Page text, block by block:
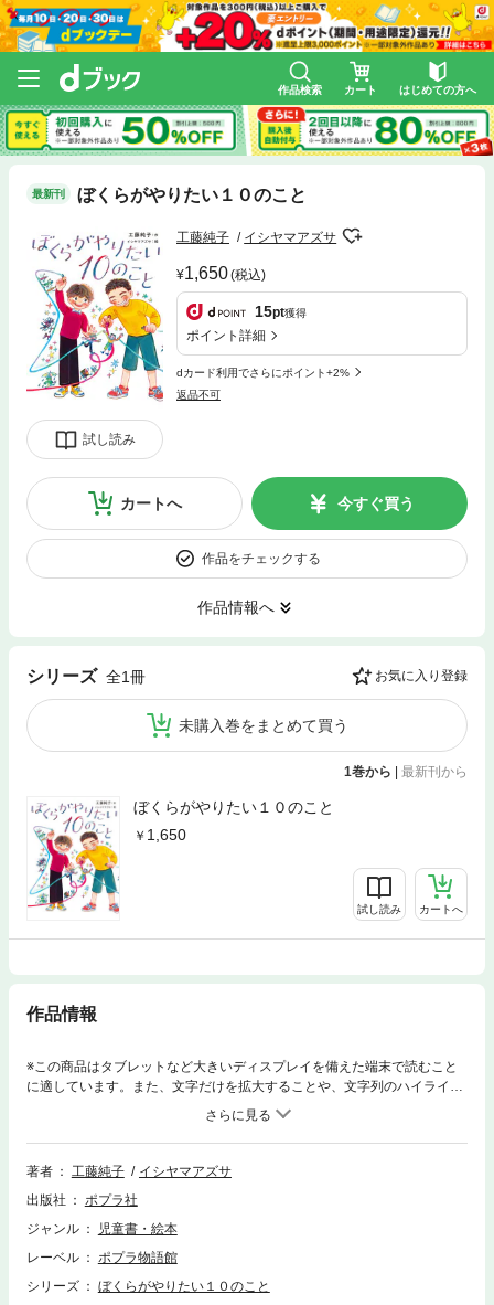
作品検索 カート はじめての方へ
最新刊 ぼくらがやりたい１０のこと
試し読み
工藤純子 イシヤマアズサ
1,650(税込)
15pt獲得
ポイント詳細
dカード利用でさらにポイント+2%
返品不可
カートへ 今すぐ買う
作品をチェックする
作品情報へ
シリーズ 全1冊 お気に入り登録
未購入巻をまとめて買う
1巻から | 最新刊から
ぼくらがやりたい１０のこと
1,650
試し読み カートへ
作品情報
※この商品はタブレットなど大きいディスプレイを備えた端末で読むこと
に適しています。また、文字だけを拡大することや、文字列のハイライ
ト、検索、辞書の参照、引用などの機能が使用できません。中学受験を考
える母親に、塾のために大好きなイラスト教室をやめるように言われ、ど
ん底の小学4年生・栄太。ちょっぴり苦手なクラスメイトのゴウに、むり
やり事情をききだされると、なぜかふたりで「やりたい10のこと」リスト
ならない？ そんなの……やってみなくちゃわからない！10歳の凸凹コン
ビがおくる、すべての小学生へのエール本です！
著者 工藤純子
イシヤマアズサ
出版社
ポプラ社
ジャンル
児童書・絵本
レーベル
ポプラ物語館
シリーズ
ぼくらがやりたい１０のこと